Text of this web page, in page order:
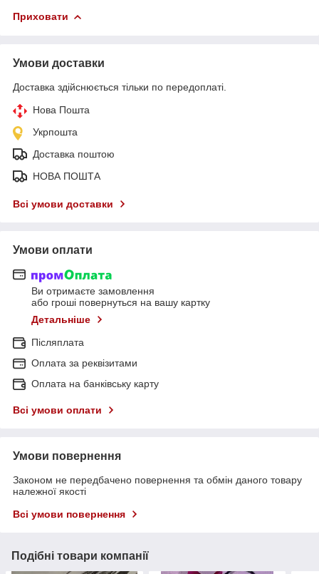
Приховати
Умови доставки
Доставка здійснюється тільки по передоплаті.
Нова Пошта
Укрпошта
Доставка поштою
НОВА ПОШТА
Всі умови доставки
Умови оплати
Ви отримаєте замовлення
або гроші повернуться на вашу картку
Детальніше
Післяплата
Оплата за реквізитами
Оплата на банківську карту
Всі умови оплати
Умови повернення
Законом не передбачено повернення та обмін даного товару
належної якості
Всі умови повернення
Подібні товари компанії